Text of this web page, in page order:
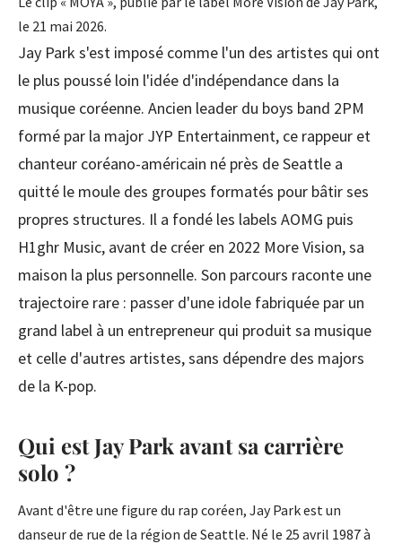
le 21 mai 2026.
Jay Park s'est imposé comme l'un des artistes qui ont
le plus poussé loin l'idée d'indépendance dans la
musique coréenne. Ancien leader du boys band 2PM
formé par la major JYP Entertainment, ce rappeur et
chanteur coréano-américain né près de Seattle a
quitté le moule des groupes formatés pour bâtir ses
propres structures. Il a fondé les labels AOMG puis
H1ghr Music, avant de créer en 2022 More Vision, sa
maison la plus personnelle. Son parcours raconte une
trajectoire rare : passer d'une idole fabriquée par un
grand label à un entrepreneur qui produit sa musique
et celle d'autres artistes, sans dépendre des majors
de la K-pop.
Qui est Jay Park avant sa carrière
solo ?
Avant d'être une figure du rap coréen, Jay Park est un
danseur de rue de la région de Seattle. Né le 25 avril 1987 à